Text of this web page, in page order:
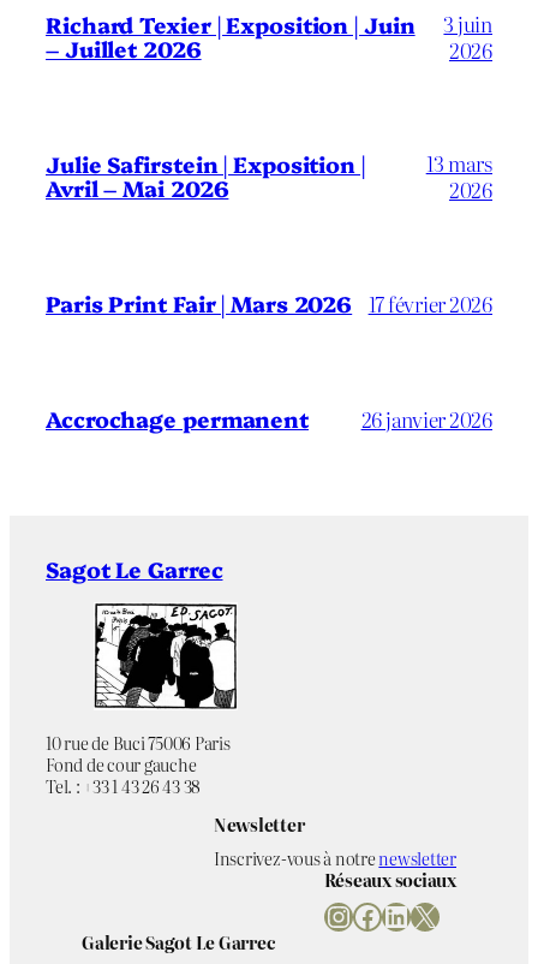
Richard Texier | Exposition | Juin
– Juillet 2026
3 juin
2026
Julie Safirstein | Exposition |
Avril – Mai 2026
13 mars
2026
Paris Print Fair | Mars 2026 17 février 2026
Accrochage permanent 26 janvier 2026
Sagot Le Garrec
10 rue de Buci 75006 Paris
Fond de cour gauche
Tel. : +33 1 43 26 43 38
Newsletter
Inscrivez-vous à notrenewsletter
Réseaux sociaux
InstagramFacebook LinkedIn X
Galerie Sagot Le Garrec